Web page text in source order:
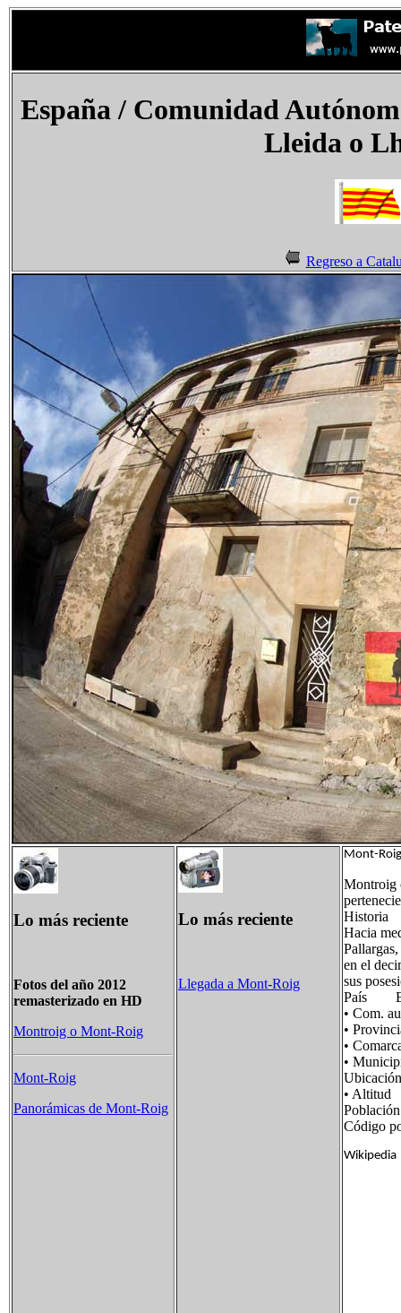
España/ Comunidad
Lleida o
Regreso a
Lo más reciente
Fotos del año 2012
remasterizado en HD
Montroig o Mont-Roig
Mont-Roig
Panorámicas de Mont-Roig
Lo más reciente
Llegada a Mont-Roig
Mont-
Montroig
Historia
Hacia
en el
sus
País
• Com.
•
•
•
•
Código
Wikipedia